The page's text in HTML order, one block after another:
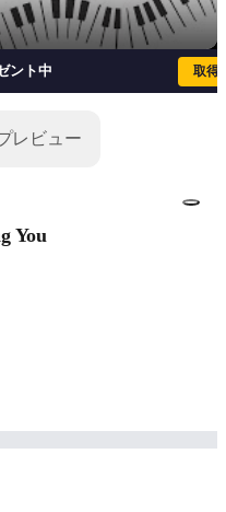
ント中 取得
レビュー
You